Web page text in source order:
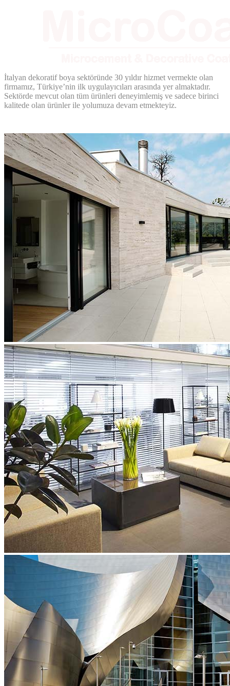
İtalyan dekoratif boya sektöründe 30 yıldır hizmet vermekte olan
firmamız, Türkiye’nin ilk uygulayıcıları arasında yer almaktadır.
Sektörde mevcut olan tüm ürünleri deneyimlemiş ve sadece birinci
kalitede olan ürünler ile yolumuza devam etmekteyiz.